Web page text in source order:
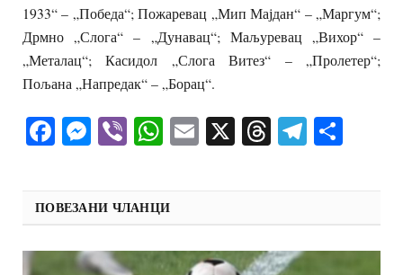
1933“ – „Победа“; Пожаревац „Мип Мајдан“ – „Маргум“;
Дрмно „Слога“ – „Дунавац“; Маљуревац „Вихор“ –
„Металац“; Касидол „Слога Витез“ – „Пролетер“;
Пољана „Напредак“ – „Борац“.
Facebook
Messenger
ViberWhatsApp
Email
X Threads
ПОВЕЗАНИ ЧЛАНЦИ